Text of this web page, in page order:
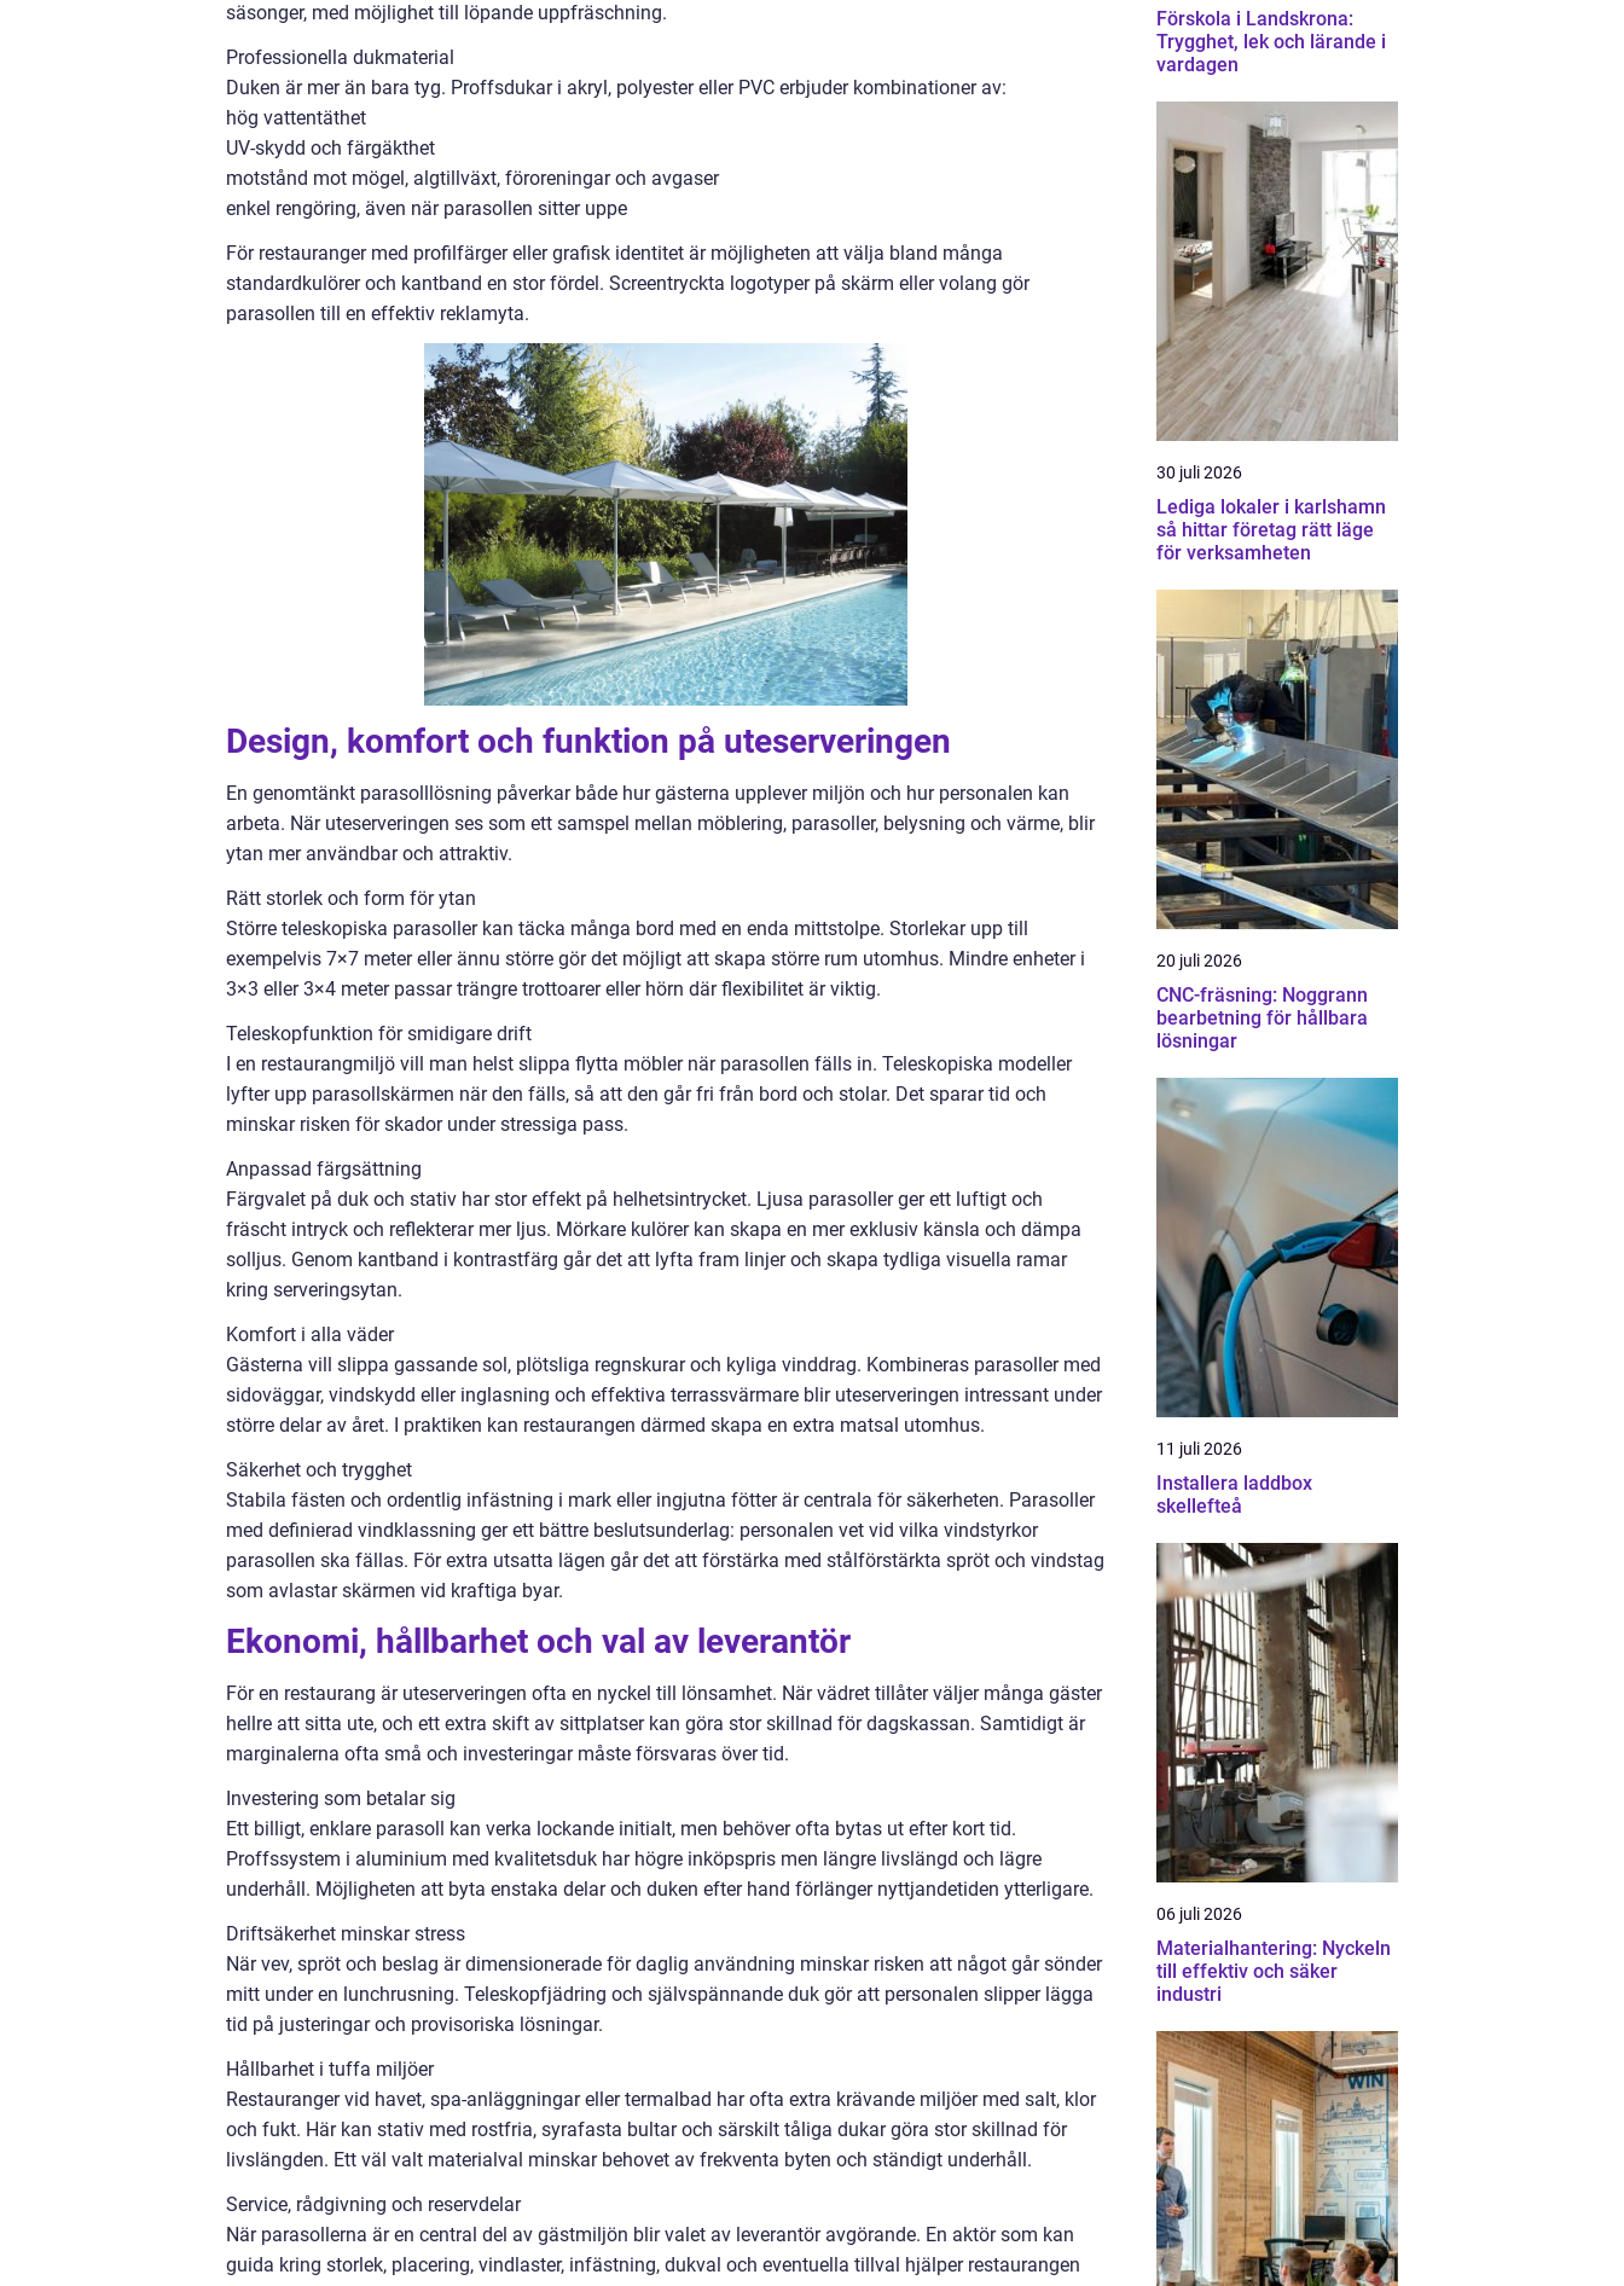
säsonger, med möjlighet till löpande uppfräschning.
Professionella dukmaterial
Duken är mer än bara tyg. Proffsdukar i akryl, polyester eller PVC erbjuder kombinationer av:
hög vattentäthet
UV-skydd och färgäkthet
motstånd mot mögel, algtillväxt, föroreningar och avgaser
enkel rengöring, även när parasollen sitter uppe
För restauranger med profilfärger eller grafisk identitet är möjligheten att välja bland många
standardkulörer och kantband en stor fördel. Screentryckta logotyper på skärm eller volang gör
parasollen till en effektiv reklamyta.
Design, komfort och funktion på uteserveringen
En genomtänkt parasolllösning påverkar både hur gästerna upplever miljön och hur personalen kan
arbeta. När uteserveringen ses som ett samspel mellan möblering, parasoller, belysning och värme, blir
ytan mer användbar och attraktiv.
Rätt storlek och form för ytan
Större teleskopiska parasoller kan täcka många bord med en enda mittstolpe. Storlekar upp till
exempelvis 7×7 meter eller ännu större gör det möjligt att skapa större rum utomhus. Mindre enheter i
3×3 eller 3×4 meter passar trängre trottoarer eller hörn där flexibilitet är viktig.
Teleskopfunktion för smidigare drift
I en restaurangmiljö vill man helst slippa flytta möbler när parasollen fälls in. Teleskopiska modeller
lyfter upp parasollskärmen när den fälls, så att den går fri från bord och stolar. Det sparar tid och
minskar risken för skador under stressiga pass.
Anpassad färgsättning
Färgvalet på duk och stativ har stor effekt på helhetsintrycket. Ljusa parasoller ger ett luftigt och
fräscht intryck och reflekterar mer ljus. Mörkare kulörer kan skapa en mer exklusiv känsla och dämpa
solljus. Genom kantband i kontrastfärg går det att lyfta fram linjer och skapa tydliga visuella ramar
kring serveringsytan.
Komfort i alla väder
Gästerna vill slippa gassande sol, plötsliga regnskurar och kyliga vinddrag. Kombineras parasoller med
sidoväggar, vindskydd eller inglasning och effektiva terrassvärmare blir uteserveringen intressant under
större delar av året. I praktiken kan restaurangen därmed skapa en extra matsal utomhus.
Säkerhet och trygghet
Stabila fästen och ordentlig infästning i mark eller ingjutna fötter är centrala för säkerheten. Parasoller
med definierad vindklassning ger ett bättre beslutsunderlag: personalen vet vid vilka vindstyrkor
parasollen ska fällas. För extra utsatta lägen går det att förstärka med stålförstärkta spröt och vindstag
som avlastar skärmen vid kraftiga byar.
Ekonomi, hållbarhet och val av leverantör
För en restaurang är uteserveringen ofta en nyckel till lönsamhet. När vädret tillåter väljer många gäster
hellre att sitta ute, och ett extra skift av sittplatser kan göra stor skillnad för dagskassan. Samtidigt är
marginalerna ofta små och investeringar måste försvaras över tid.
Investering som betalar sig
Ett billigt, enklare parasoll kan verka lockande initialt, men behöver ofta bytas ut efter kort tid.
Proffssystem i aluminium med kvalitetsduk har högre inköpspris men längre livslängd och lägre
underhåll. Möjligheten att byta enstaka delar och duken efter hand förlänger nyttjandetiden ytterligare.
Driftsäkerhet minskar stress
När vev, spröt och beslag är dimensionerade för daglig användning minskar risken att något går sönder
mitt under en lunchrusning. Teleskopfjädring och självspännande duk gör att personalen slipper lägga
tid på justeringar och provisoriska lösningar.
Hållbarhet i tuffa miljöer
Restauranger vid havet, spa-anläggningar eller termalbad har ofta extra krävande miljöer med salt, klor
och fukt. Här kan stativ med rostfria, syrafasta bultar och särskilt tåliga dukar göra stor skillnad för
livslängden. Ett väl valt materialval minskar behovet av frekventa byten och ständigt underhåll.
Service, rådgivning och reservdelar
När parasollerna är en central del av gästmiljön blir valet av leverantör avgörande. En aktör som kan
guida kring storlek, placering, vindlaster, infästning, dukval och eventuella tillval hjälper restaurangen
Förskola i Landskrona:
Trygghet, lek och lärande i
vardagen
30 juli 2026
Lediga lokaler i karlshamn
så hittar företag rätt läge
för verksamheten
20 juli 2026
CNC-fräsning: Noggrann
bearbetning för hållbara
lösningar
11 juli 2026
Installera laddbox
skellefteå
06 juli 2026
Materialhantering: Nyckeln
till effektiv och säker
industri